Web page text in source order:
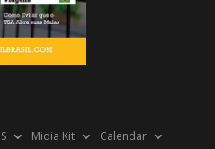
Midia Kit Calendar